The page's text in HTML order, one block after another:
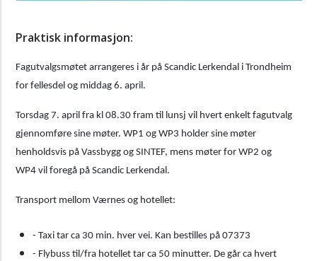
Praktisk informasjon:
Fagutvalgsmøtet arrangeres i år på Scandic Lerkendal i Trondheim
for fellesdel og middag 6. april.
Torsdag 7. april fra kl 08.30 fram til lunsj vil hvert enkelt fagutvalg
gjennomføre sine møter. WP1 og WP3 holder sine møter
henholdsvis på Vassbygg og SINTEF, mens møter for WP2 og
WP4 vil foregå på Scandic Lerkendal.
Transport mellom Værnes og hotellet:
- Taxi tar ca 30 min. hver vei. Kan bestilles på 07373
- Flybuss til/fra hotellet tar ca 50 minutter. De går ca hvert